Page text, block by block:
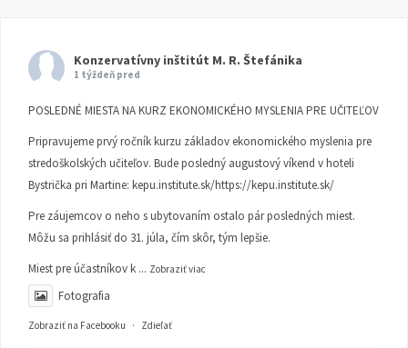
Konzervatívny inštitút M. R. Štefánika
1 týždeň pred
POSLEDNÉ MIESTA NA KURZ EKONOMICKÉHO MYSLENIA PRE UČITEĽOV
Pripravujeme prvý ročník kurzu základov ekonomického myslenia pre
stredoškolských učiteľov. Bude posledný augustový víkend v hoteli
Bystrička pri Martine: kepu.institute.sk/https://kepu.institute.sk/
Pre záujemcov o neho s ubytovaním ostalo pár posledných miest.
Môžu sa prihlásiť do 31. júla, čím skôr, tým lepšie.
Miest pre účastníkov k ... Zobraziť viac
Fotografia
Zobraziť na Facebooku · Zdieľať